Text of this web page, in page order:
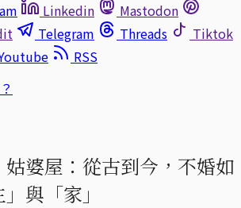
Linkedin
Mastodon
Telegram Threads
Tiktok
RSS
婆屋：從古到今，不婚如
與「家」